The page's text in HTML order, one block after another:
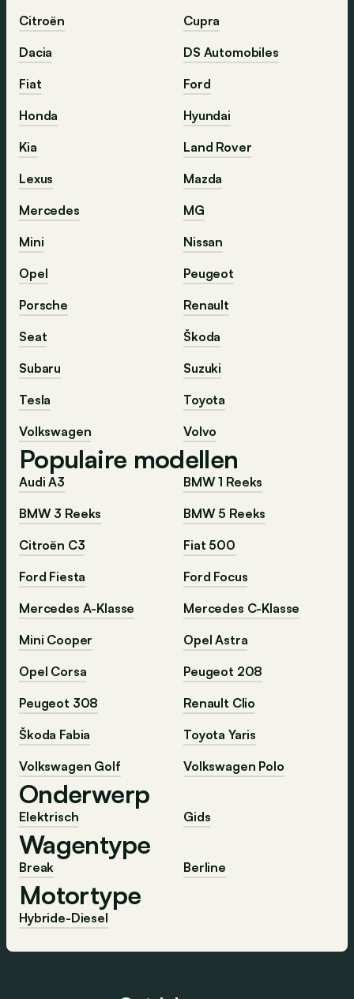
Citroën
Cupra
Dacia
DS Automobiles
Fiat
Ford
Honda
Hyundai
Kia
Land Rover
Lexus
Mazda
Mercedes
MG
Mini
Nissan
Opel
Peugeot
Porsche
Renault
Seat
Škoda
Subaru
Suzuki
Tesla
Toyota
Volkswagen
Volvo
Populaire modellen
Audi A3
BMW 1 Reeks
BMW 3 Reeks
BMW 5 Reeks
Citroën C3
Fiat 500
Ford Fiesta
Ford Focus
Mercedes A-Klasse
Mercedes C-Klasse
Mini Cooper
Opel Astra
Opel Corsa
Peugeot 208
Peugeot 308
Renault Clio
Škoda Fabia
Toyota Yaris
Volkswagen Golf
Volkswagen Polo
Onderwerp
Elektrisch Gids
Wagentype
Break Berline
Motortype
Hybride-Diesel